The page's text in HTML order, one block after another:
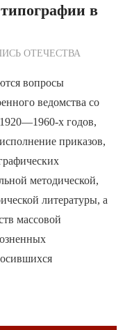
в
ОТЕЧЕСТВА
вопросы
ведомства со
х годов,
приказов,
методической,
литературы, а
массовой